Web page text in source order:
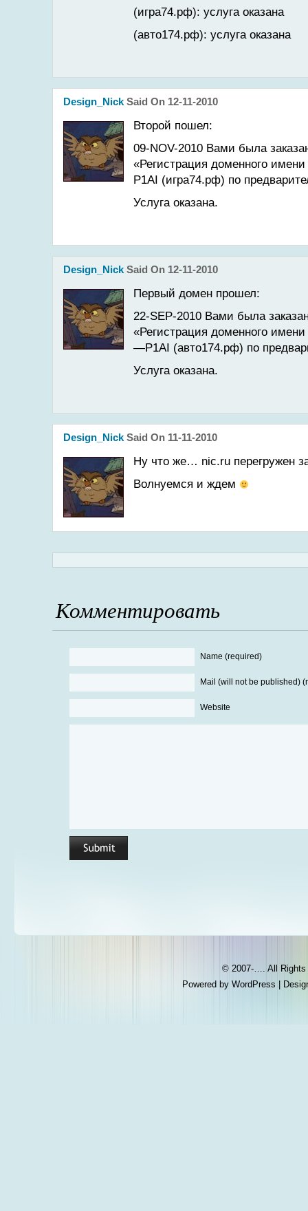
(игра74.рф): услуга оказана
(авто174.рф): услуга оказана
Design_Nick Said On 12-11-2010
Второй пошел:
09-NOV-2010 Вами была
«Регистрация доменного
P1AI (игра74.рф) по
Услуга оказана.
Design_Nick Said On 12-11-2010
Первый домен прошел:
22-SEP-2010 Вами была
«Регистрация доменного
—P1AI (авто174.рф) по
Услуга оказана.
Design_Nick Said On 11-11-2010
Ну что же… nic.ru перегружен
Волнуемся и ждем
Комментировать
Name (required)
Mail (will not be published)
Website
© 2007-…. All
Powered by WordPress |